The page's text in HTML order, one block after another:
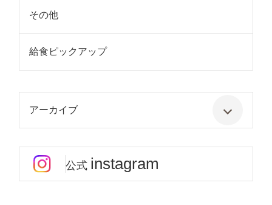
その他
給食ピックアップ
アーカイブ
公式 instagram